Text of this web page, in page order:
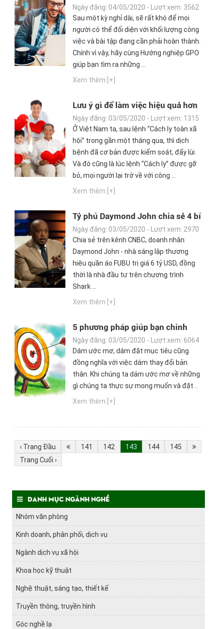
làm việc sau kỳ nghỉ dài
Ngày đăng: 04/05/2020 - Lượt xem: 3562
Sau một kỳ nghỉ dài, sẽ rất khó để mọi
người có thể đối diện với khối lượng công
việc và bài tập đang cần phải hoàn thành.
Chính vì vậy, hãy cùng Hướng nghiệp GPO
giúp bạn tìm ra những ...
Xem thêm [+]
Lưu ý gì để làm việc hiệu quả hơn
khi “Covid” được kiểm soát?
Ngày đăng: 03/05/2020 - Lượt xem: 1315
Ở Việt Nam ta, sau lệnh “Cách ly toàn xã
hội” trong gần một tháng qua, thì dịch
bệnh đã cơ bản được kiểm soát, đẩy lùi.
Và đó cũng là lúc lệnh “Cách ly” được gỡ
bỏ, mọi người lại trở về với công ...
Xem thêm [+]
Tỷ phú Daymond John chia sẻ 4 bí
quyết thành công đúc kết từ sự
nghiệp của mình
Ngày đăng: 03/05/2020 - Lượt xem: 2970
Chia sẻ trên kênh CNBC, doanh nhân
Daymond John - nhà sáng lập thương
hiệu quần áo FUBU trị giá 6 tỷ USD, đồng
thời là nhà đầu tư trên chương trình
Shark ...
Xem thêm [+]
5 phương pháp giúp bạn chinh
phục mục tiêu thành công
Ngày đăng: 03/05/2020 - Lượt xem: 6064
Dám ước mơ, dám đặt mục tiêu cũng
đồng nghĩa với việc dám thay đổi bản
thân. Khi chúng ta dám ước mơ về những
gì chúng ta thực sự mong muốn và đặt ..
Xem thêm [+]
‹ Trang Đầu 141 142 143 144
145
Trang Cuối ›
Danh mục ngành nghề
Nhóm văn phòng
Kinh doanh, phân phối, dịch vụ
Ngành dịch vụ xã hội
Khoa học kỹ thuật
Nghệ thuật, sáng tạo, thiết kế
Truyền thông, truyền hình
Góc nghề lạ